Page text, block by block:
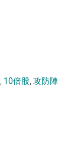
10倍股 ,攻防陣